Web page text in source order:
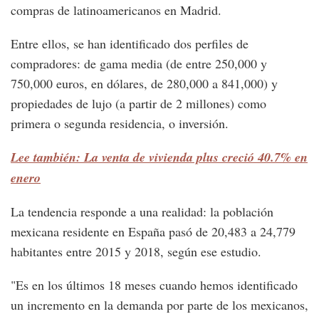
compras de latinoamericanos en Madrid.
Entre ellos, se han identificado dos perfiles de
compradores: de gama media (de entre 250,000 y
750,000 euros, en dólares, de 280,000 a 841,000) y
propiedades de lujo (a partir de 2 millones) como
primera o segunda residencia, o inversión.
Lee también: La venta de vivienda plus creció 40.7% en
enero
La tendencia responde a una realidad: la población
mexicana residente en España pasó de 20,483 a 24,779
habitantes entre 2015 y 2018, según ese estudio.
"Es en los últimos 18 meses cuando hemos identificado
un incremento en la demanda por parte de los mexicanos,